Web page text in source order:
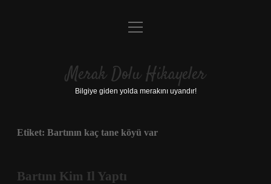
Anasayfa
Yasal Uyarı
menüyü
Merak Dolu Hikayeler
Bilgiye giden yolda merakını uyandır!
Etiket: Bartının kaç tane köyü var
Bartını Kim Il Yaptı